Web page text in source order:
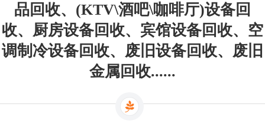
品回收、(KTV\酒吧\咖啡厅)设备回
收、厨房设备回收、宾馆设备回收、空
调制冷设备回收、废旧设备回收、废旧
金属回收......